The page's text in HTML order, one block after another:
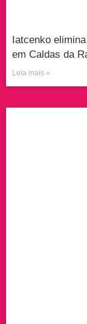
Iatcenko
em Caldas da
Leia mais »